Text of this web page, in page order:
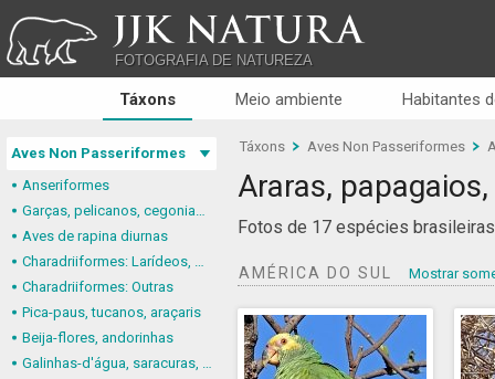
JJK NATURA
FOTOGRAFIA DE NATUREZA
Táxons Meio ambiente Habitantes
Aves Non Passeriformes
Anseriformes
Garças, pelicanos, cegonias e afins
Aves de rapina diurnas
Charadriiformes: Larídeos, mandriões e perdizes-do-mar
Charadriiformes: Outras
Pica-paus, tucanos, araçaris
Beija-flores, andorinhas
Galinhas-d'água, saracuras, grous
Táxons Aves Non Passeriformes
Araras,
Fotos de 17 espécies
AMÉRICA DO SUL Mostrar